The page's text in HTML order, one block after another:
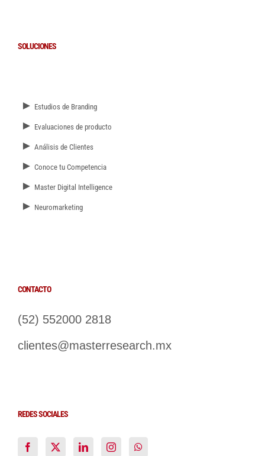
SOLUCIONES
► Estudios de Branding
► Evaluaciones de producto
► Análisis de Clientes
► Conoce tu Competencia
► Master Digital Intelligence
► Neuromarketing
CONTACTO
(52) 552000 2818
clientes@masterresearch.mx
REDES SOCIALES